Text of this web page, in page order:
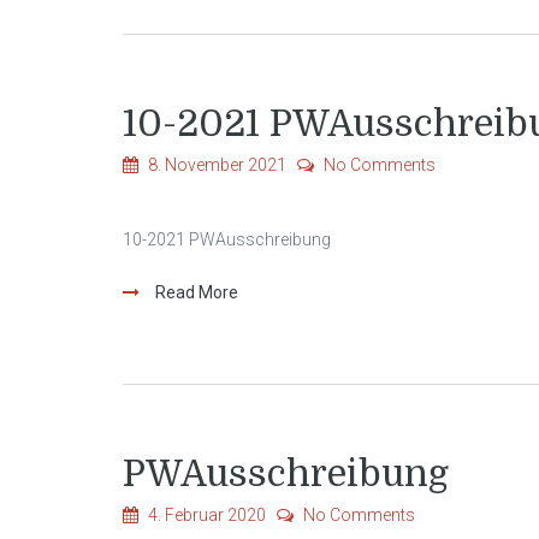
10-2021
8. November 2021 No Comments
10-2021 PWAusschreibung
Read More
PWAusschreibung
4. Februar 2020 No Comments